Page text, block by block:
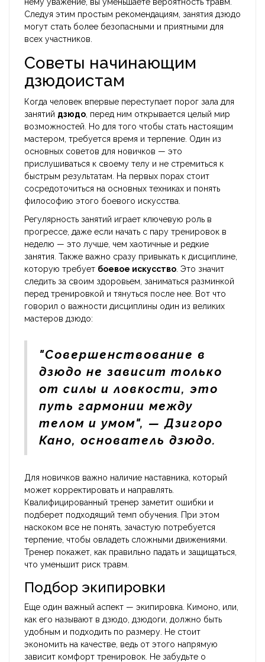
Следуя этим простым рекомендациям, занятия дзюдо
могут стать более безопасными и приятными для
всех участников.
Советы начинающим
дзюдоистам
Когда человек впервые переступает порог зала для
занятий дзюдо , перед ним открывается целый мир
возможностей. Но для того чтобы стать настоящим
мастером, требуется время и терпение. Один из
основных советов для новичков — это
прислушиваться к своему телу и не стремиться к
быстрым результатам. На первых порах стоит
сосредоточиться на основных техниках и понять
философию этого боевого искусства.
Регулярность занятий играет ключевую роль в
прогрессе, даже если начать с пару тренировок в
неделю — это лучше, чем хаотичные и редкие
занятия. Также важно сразу привыкать к дисциплине,
которую требует боевое искусство . Это значит
следить за своим здоровьем, заниматься разминкой
перед тренировкой и тянуться после нее. Вот что
говорил о важности дисциплины один из великих
мастеров дзюдо:
"Совершенствование в
дзюдо не зависит только
от силы и ловкости, это
путь гармонии между
телом и умом", — Дзигоро
Кано, основатель дзюдо.
Для новичков важно наличие наставника, который
может корректировать и направлять.
Квалифицированный тренер заметит ошибки и
подберет подходящий темп обучения. При этом
наскоком все не понять, зачастую потребуется
терпение, чтобы овладеть сложными движениями.
Тренер покажет, как правильно падать и защищаться,
что уменьшит риск травм.
Подбор экипировки
Еще один важный аспект — экипировка. Кимоно, или,
как его называют в дзюдо, дзюдоги, должно быть
удобным и подходить по размеру. Не стоит
экономить на качестве, ведь от этого напрямую
зависит комфорт тренировок. Не забудьте о